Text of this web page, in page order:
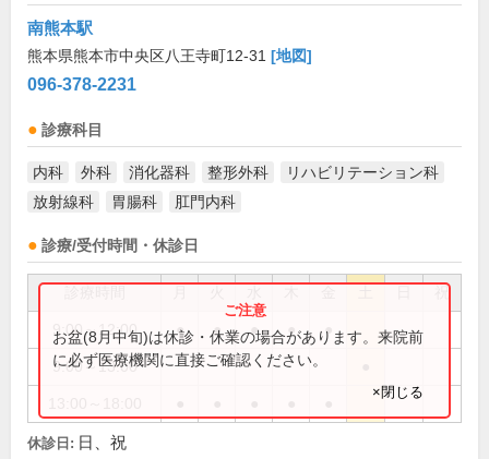
南熊本駅
熊本県熊本市中央区八王寺町12-31 [地図]
096-378-2231
診療科目
内科 外科 消化器科 整形外科
リハビリテーション科
放射線科
胃腸科 肛門内科
診療/受付時間・休診日
祝
9:00～12:00 ● ● ● ● ●
9:00～13:00
お盆(8月中旬)は休診・休業の場合があります。来院前
に必ず医療機関に直接ご確認ください。
×閉じる
休診日: 日、祝